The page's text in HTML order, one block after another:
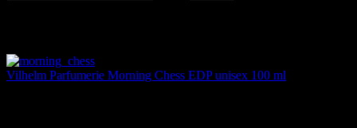
Vilhelm Parfumerie Morning Chess EDP unisex 100 ml